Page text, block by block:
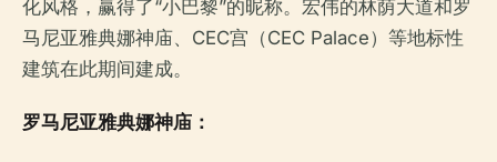
化风格，赢得了“小巴黎”的昵称。宏伟的林荫大道和罗
马尼亚雅典娜神庙、CEC宫（CEC Palace）等地标性
建筑在此期间建成。
罗马尼亚雅典娜神庙：